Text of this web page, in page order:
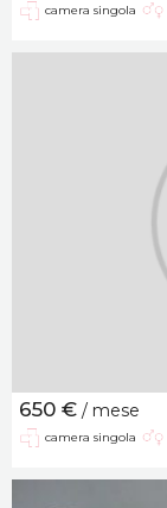
camera singola
650 € / mese
camera singola